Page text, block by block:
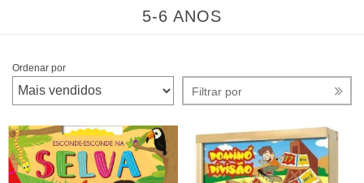
5-6 ANOS
Ordenar por
Filtrar por